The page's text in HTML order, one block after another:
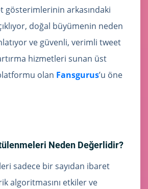
gösterimlerinin arkasındaki
doğal büyümenin neden
ve güvenli, verimli tweet
hizmetleri sunan üst
olan Fansgurus’u öne
Neden Değerlidir?
sadece bir sayıdan ibaret
algoritmasını etkiler ve